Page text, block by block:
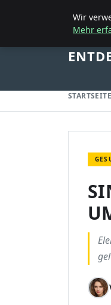
STARTSEITE
Wir
Mehr